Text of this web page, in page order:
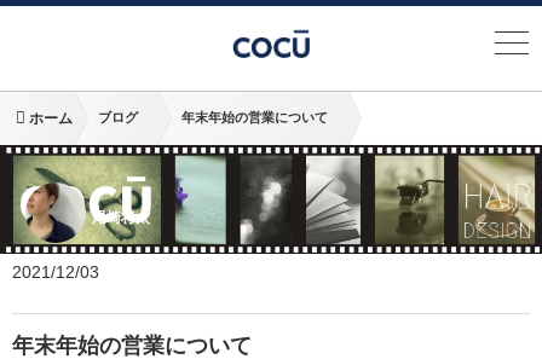
ホーム ブログ 年末年始の営業について
尾崎将太
2021/12/03
年末年始の営業について